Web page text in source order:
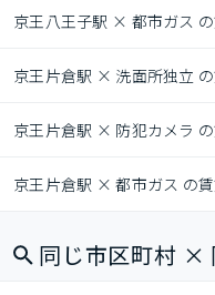
京王八王子駅 × 都市ガス
京王片倉駅 × 洗面所独立
京王片倉駅 × 防犯カメラ
京王片倉駅 × 都市ガス の
同じ市区町村 ×